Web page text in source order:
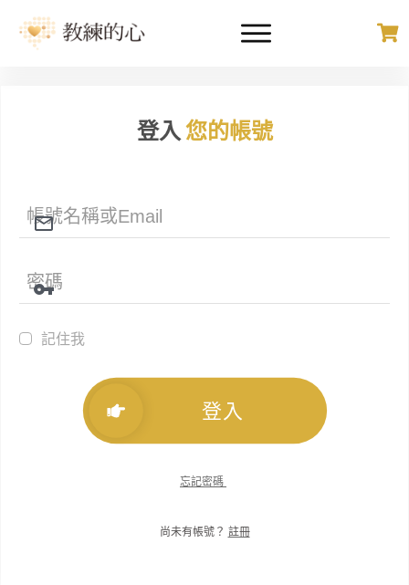
登入您的帳號
記住我
登入
忘記密碼
尚未有帳號？ 註冊